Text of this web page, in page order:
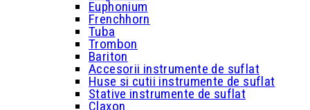
Euphonium
Frenchhorn
Tuba
Trombon
Bariton
Accesorii instrumente de suflat
Huse si cutii instrumente de suflat
Stative instrumente de suflat
Claxon